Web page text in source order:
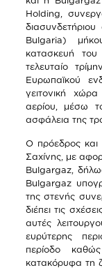
Holding,
Bulgaria)
κατασκευή του
τελευταίο
Ευρωπαϊκού
γειτονική
αερίου, μέσω
ασφάλεια της
Ο πρόεδρος
Σαχίνης, με
Bulgargaz,
Bulgargaz
της στενής
διέπει τις
αυτές
ευρύτερης
περίοδο
κατακόρυφα τη